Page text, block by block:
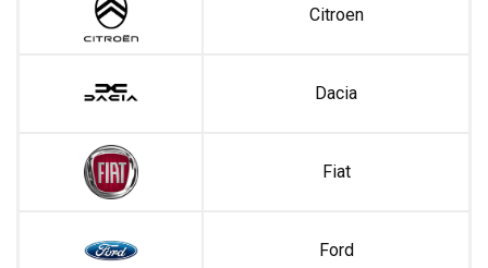
Citroen
Dacia
Fiat
Ford